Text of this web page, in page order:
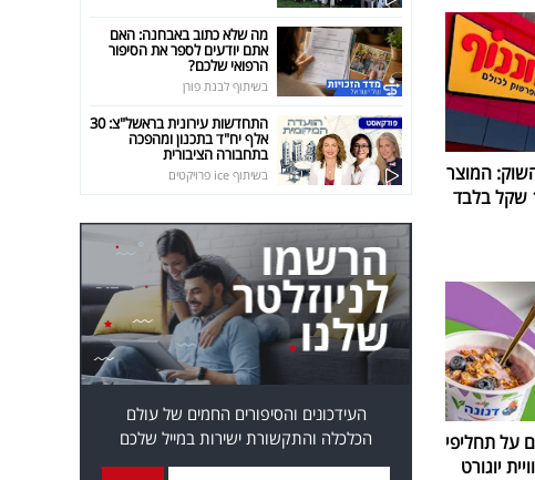
המוצר
על תחליפי
יוגורט
מה שלא כתוב באבחנה: האם
אתם יודעים לספר את הסיפור
הרפואי שלכם?
בשיתוף לבנת פורן
התחדשות עירונית בראשל"צ: 30
אלף יח"ד בתכנון ומהפכה
בתחבורה הציבורית
בשיתוף ice פרויקטים
העידכונים והסיפורים החמים של עולם
הכלכלה והתקשורת ישירות במייל שלכם